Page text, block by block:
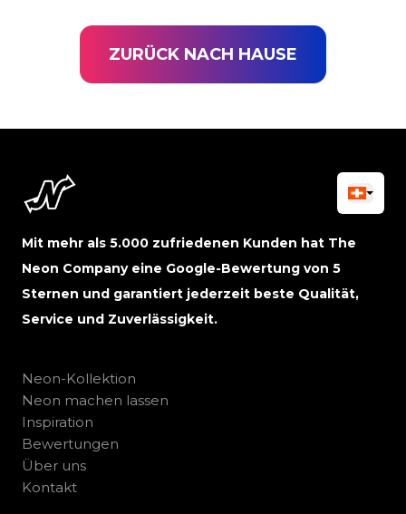
ZURÜCK NACH HAUSE
Mit mehr als 5.000 zufriedenen Kunden hat The
Neon Company eine Google-Bewertung von 5
Sternen und garantiert jederzeit beste Qualität,
Service und Zuverlässigkeit.
Neon-Kollektion
Neon machen lassen
Inspiration
Bewertungen
Über uns
Kontakt